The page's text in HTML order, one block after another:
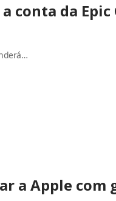
conta da Epic
a Apple com